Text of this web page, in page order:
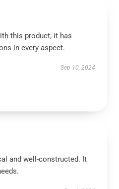
this product; it has
in every aspect.
Sep 10, 2024
and well-constructed. It